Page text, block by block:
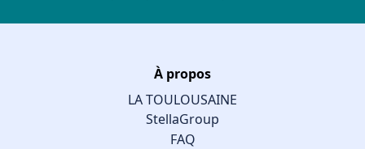
À propos
LA TOULOUSAINE
StellaGroup
FAQ